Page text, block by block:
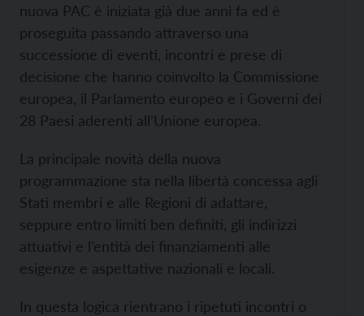
nuova PAC è iniziata già due anni fa ed è
proseguita passando attraverso una
successione di eventi, incontri e prese di
decisione che hanno coinvolto la Commissione
europea, il Parlamento europeo e i Governi dei
28 Paesi aderenti all’Unione europea.
La principale novità della nuova
programmazione sta nella libertà concessa agli
Stati membri e alle Regioni di adattare,
seppure entro limiti ben definiti, gli indirizzi
attuativi e l’entità dei finanziamenti alle
esigenze e aspettative nazionali e locali.
In questa logica rientrano i ripetuti incontri o